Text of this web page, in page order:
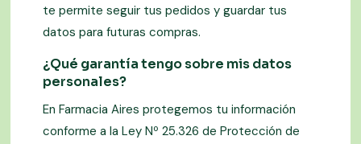
te permite seguir tus pedidos y guardar tus
datos para futuras compras.
¿Qué garantía tengo sobre mis datos
personales?
En Farmacia Aires protegemos tu información
conforme a la Ley Nº 25.326 de Protección de